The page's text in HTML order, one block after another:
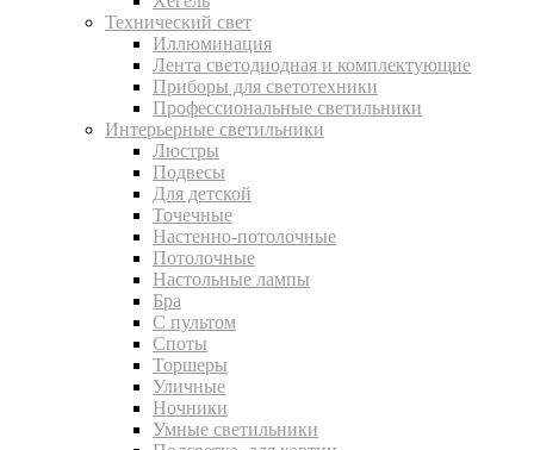
Технический свет
Иллюминация
Лента светодиодная и комплектующие
Приборы для светотехники
Профессиональные светильники
Интерьерные светильники
Люстры
Подвесы
Для детской
Точечные
Настенно-потолочные
Потолочные
Настольные лампы
Бра
С пультом
Споты
Торшеры
Уличные
Ночники
Умные светильники